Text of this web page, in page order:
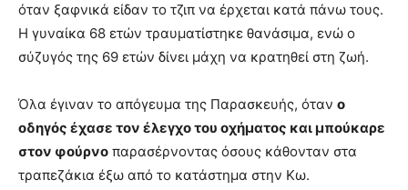
όταν ξαφνικά είδαν το τζιπ να έρχεται κατά πάνω τους.
Η γυναίκα 68 ετών τραυματίστηκε θανάσιμα, ενώ ο
σύζυγός της 69 ετών δίνει μάχη να κρατηθεί στη ζωή.
Όλα έγιναν το απόγευμα της Παρασκευής, όταν ο
οδηγός έχασε τον έλεγχο του οχήματος και μπούκαρε
στον φούρνο παρασέρνοντας όσους κάθονταν στα
τραπεζάκια έξω από το κατάστημα στην Κω.